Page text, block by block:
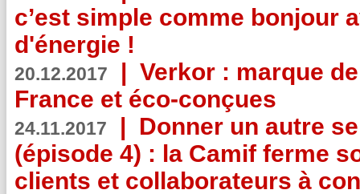
c’est simple comme bonjour
d'énergie !
20.12.2017 | Verkor : marque
France et éco-conçues
24.11.2017 | Donner un autre
(épisode 4) : la Camif ferme
clients et collaborateurs à